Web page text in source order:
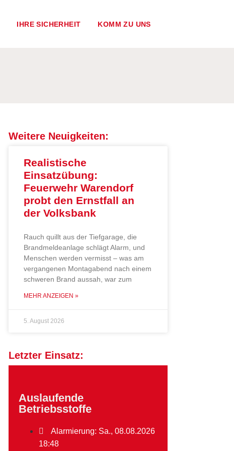
IHRE SICHERHEIT KOMM ZU UNS
Weitere Neuigkeiten:
Realistische
Einsatzübung:
Feuerwehr Warendorf
probt den Ernstfall an
der Volksbank
Rauch quillt aus der Tiefgarage, die
Brandmeldeanlage schlägt Alarm, und
Menschen werden vermisst – was am
vergangenen Montagabend nach einem
schweren Brand aussah, war zum
MEHR ANZEIGEN »
5. August 2026
Letzter Einsatz:
Auslaufende
Betriebsstoffe
Alarmierung: Sa., 08.08.2026
18:48